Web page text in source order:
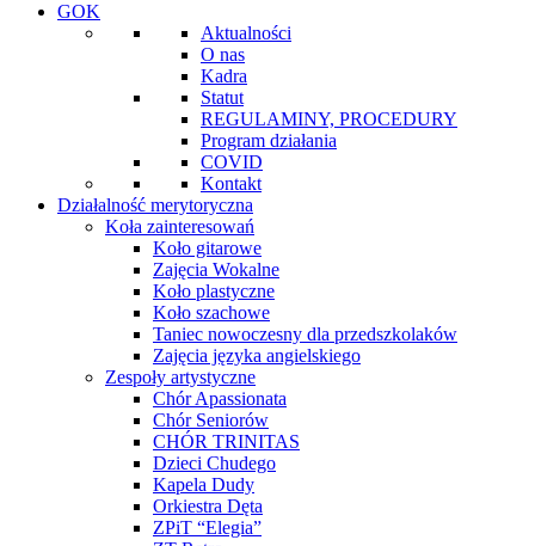
GOK
Aktualności
O nas
Kadra
Statut
REGULAMINY, PROCEDURY
Program działania
COVID
Kontakt
Działalność merytoryczna
Koła zainteresowań
Koło gitarowe
Zajęcia Wokalne
Koło plastyczne
Koło szachowe
Taniec nowoczesny dla przedszkolaków
Zajęcia języka angielskiego
Zespoły artystyczne
Chór Apassionata
Chór Seniorów
CHÓR TRINITAS
Dzieci Chudego
Kapela Dudy
Orkiestra Dęta
ZPiT “Elegia”